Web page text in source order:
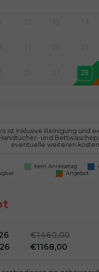
28
ist inklusive Reinigung und
und
eventuelle weiteren kosten.
Kein Anreisetag
Angebot
1460,00
1168,00